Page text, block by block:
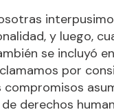
y luego,
se incluyó
por
derechos